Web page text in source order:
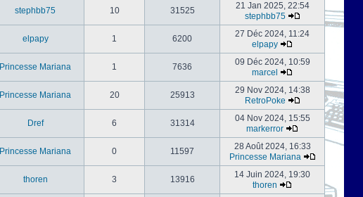
stephbb75 10 31525
21 Jan 2025, 22:54
stephbb75
elpapy 1 6200
27 Déc 2024, 11:24
elpapy
Princesse Mariana 1 7636
09 Déc 2024, 10:59
marcel
Princesse Mariana 20 25913
29 Nov 2024, 14:38
RetroPoke
Dref 6 31314
04 Nov 2024, 15:55
markerror
Princesse Mariana 0 11597
28 Août 2024, 16:33
Princesse Mariana
thoren 3 13916
14 Juin 2024, 19:30
thoren